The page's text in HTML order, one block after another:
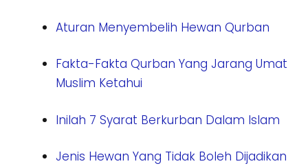
Aturan Menyembelih Hewan Qurban
Fakta-Fakta Qurban Yang Jarang Umat
Muslim Ketahui
Inilah 7 Syarat Berkurban Dalam Islam
Jenis Hewan Yang Tidak Boleh Dijadikan